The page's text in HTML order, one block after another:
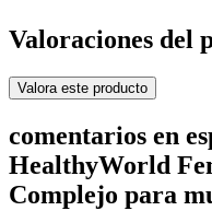
Valoraciones del
Valora este producto
comentarios en
HealthyWorld
Complejo para